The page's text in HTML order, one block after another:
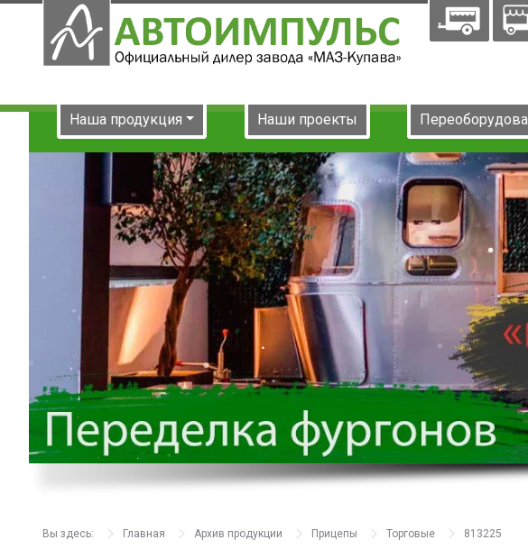
Наша продукция Наши проекты
Вы здесь: Главная Архив продукции Прицепы Торговые 813225